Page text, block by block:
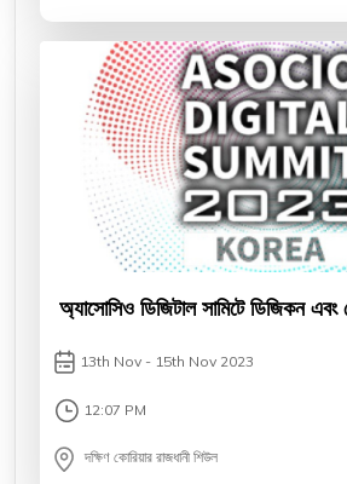
অ্যাসোসিও ডিজিটাল সামিটে ডিজিকন এবং
13th Nov - 15th Nov 2023
12:07 PM
দক্ষিণ কোরিয়ার রাজধানী শিউল